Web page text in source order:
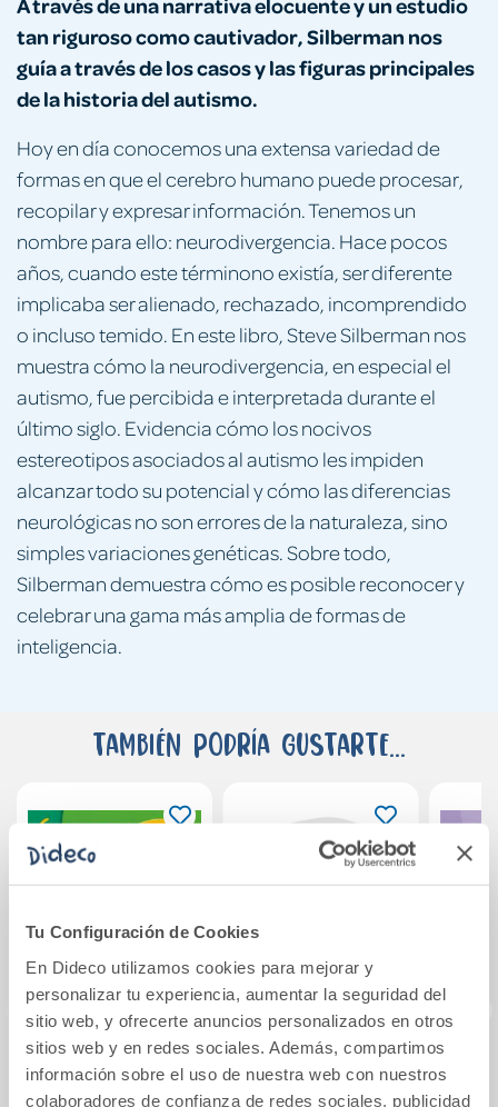
Tu Configuración de Cookies
En Dideco utilizamos cookies para mejorar y
personalizar tu experiencia, aumentar la seguridad del
sitio web, y ofrecerte anuncios personalizados en otros
sitios web y en redes sociales. Además, compartimos
información sobre el uso de nuestra web con nuestros
colaboradores de confianza de redes sociales, publicidad
tan riguroso como cautivador, Silberman nos
guía a través de los casos y las figuras principales
de la historia del autismo.
Hoy en día conocemos una extensa variedad de
formas en que el cerebro humano puede procesar,
recopilar y expresar información. Tenemos un
nombre para ello: neurodivergencia. Hace pocos
años, cuando este términono existía, ser diferente
implicaba ser alienado, rechazado, incomprendido
o incluso temido. En este libro, Steve Silberman nos
muestra cómo la neurodivergencia, en especial el
autismo, fue percibida e interpretada durante el
último siglo. Evidencia cómo los nocivos
estereotipos asociados al autismo les impiden
alcanzar todo su potencial y cómo las diferencias
neurológicas no son errores de la naturaleza, sino
simples variaciones genéticas. Sobre todo,
Silberman demuestra cómo es posible reconocer y
celebrar una gama más amplia de formas de
inteligencia.
También podría gustarte...
GO FAR! 6
STUDENT S
Ortografía
Ideovisual 8